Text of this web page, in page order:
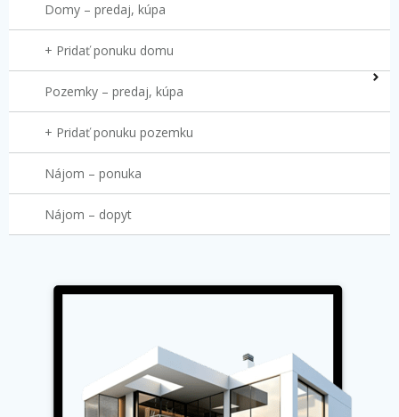
Domy – predaj, kúpa
+ Pridať ponuku domu
Pozemky – predaj, kúpa
+ Pridať ponuku pozemku
Nájom – ponuka
Nájom – dopyt